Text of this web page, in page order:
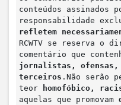
conteúdos assinados
responsabilidade
refletem
RCWTV se reserva o
comentário que
jornalistas, ofensas,
terceiros .Não serão
teor
homofóbico,
aquelas que promovam